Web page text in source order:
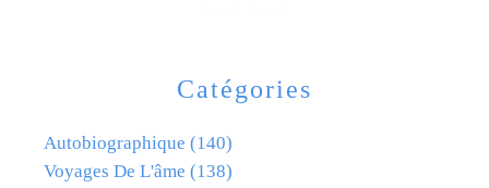
Catégories
Autobiographique (140)
Voyages De L'âme (138)